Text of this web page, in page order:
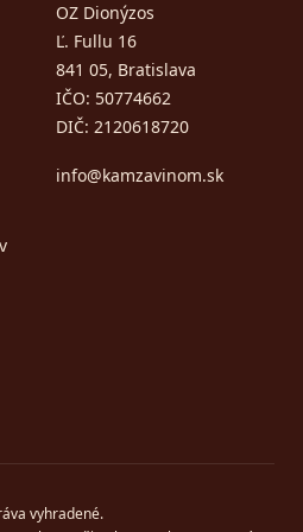
OZ Dionýzos
Ľ. Fullu 16
841 05, Bratislava
IČO: 50774662
DIČ: 2120618720
info@kamzavinom.sk
vyhradené.